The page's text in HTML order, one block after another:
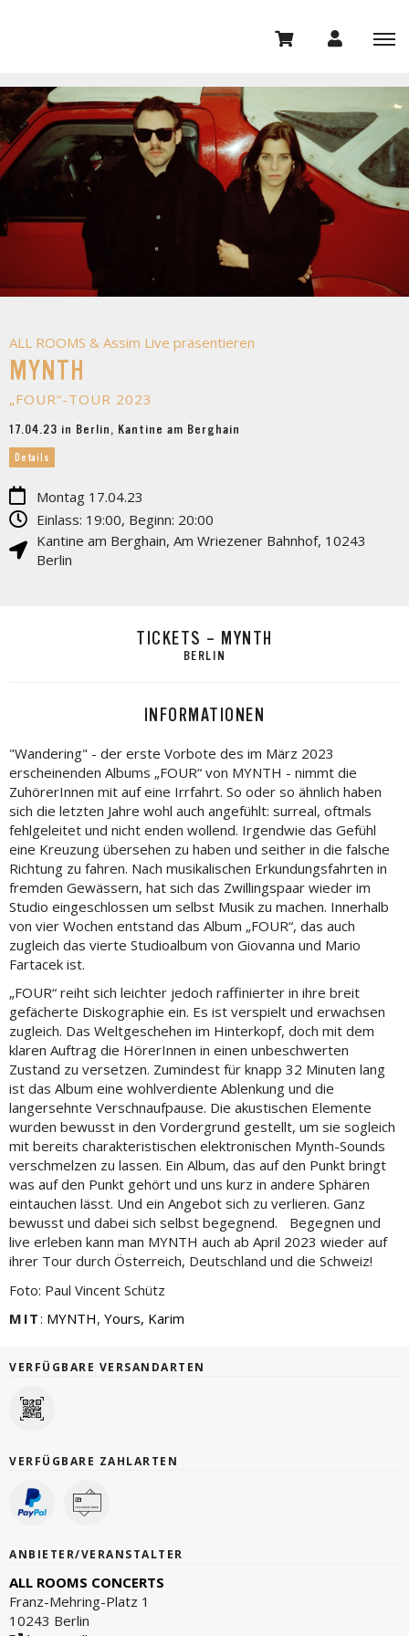
ALL ROOMS & Assim Live präsentieren
MYNTH
„FOUR“-TOUR 2023
17.04.23 in Berlin, Kantine am Berghain
Details
Montag 17.04.23
Einlass: 19:00, Beginn: 20:00
Kantine am Berghain, Am Wriezener Bahnhof, 10243
Berlin
TICKETS – MYNTH
BERLIN
INFORMATIONEN
"Wandering" - der erste Vorbote des im März 2023
erscheinenden Albums „FOUR“ von MYNTH - nimmt die
ZuhörerInnen mit auf eine Irrfahrt. So oder so ähnlich haben
sich die letzten Jahre wohl auch angefühlt: surreal, oftmals
fehlgeleitet und nicht enden wollend. Irgendwie das Gefühl
eine Kreuzung übersehen zu haben und seither in die falsche
Richtung zu fahren. Nach musikalischen Erkundungsfahrten in
fremden Gewässern, hat sich das Zwillingspaar wieder im
Studio eingeschlossen um selbst Musik zu machen. Innerhalb
von vier Wochen entstand das Album „FOUR“, das auch
zugleich das vierte Studioalbum von Giovanna und Mario
Fartacek ist.
„FOUR“ reiht sich leichter jedoch raffinierter in ihre breit
gefächerte Diskographie ein. Es ist verspielt und erwachsen
zugleich. Das Weltgeschehen im Hinterkopf, doch mit dem
klaren Auftrag die HörerInnen in einen unbeschwerten
Zustand zu versetzen. Zumindest für knapp 32 Minuten lang
ist das Album eine wohlverdiente Ablenkung und die
langersehnte Verschnaufpause. Die akustischen Elemente
wurden bewusst in den Vordergrund gestellt, um sie sogleich
mit bereits charakteristischen elektronischen Mynth-Sounds
verschmelzen zu lassen. Ein Album, das auf den Punkt bringt
was auf den Punkt gehört und uns kurz in andere Sphären
eintauchen lässt. Und ein Angebot sich zu verlieren. Ganz
bewusst und dabei sich selbst begegnend. Begegnen und
live erleben kann man MYNTH auch ab April 2023 wieder auf
ihrer Tour durch Österreich, Deutschland und die Schweiz!
Foto: Paul Vincent Schütz
MIT: MYNTH, Yours, Karim
VERFÜGBARE VERSANDARTEN
VERFÜGBARE ZAHLARTEN
ANBIETER/VERANSTALTER
ALL ROOMS CONCERTS
Franz-Mehring-Platz 1
10243 Berlin